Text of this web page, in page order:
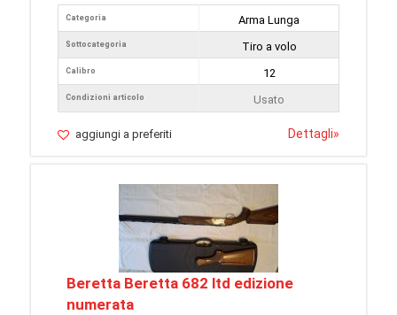
Categoria
Sottocategoria
Calibro
Condizioni articolo
Arma Lunga
Tiro a volo
12
Usato
aggiungi a preferiti Dettagli»
Beretta Beretta 682 ltd edizione
numerata